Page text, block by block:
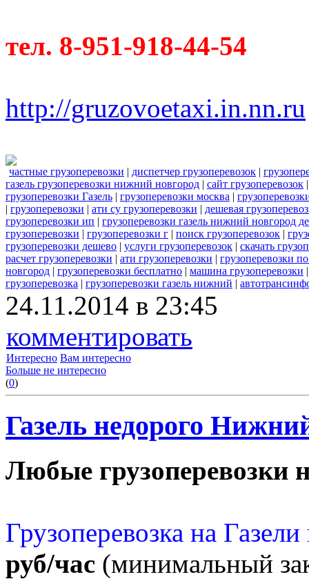
тел. 8-951-918-44-54
http://gruzovoetaxi.in.nn.ru
частные грузоперевозки | диспетчер грузоперевозок |
газель грузоперевозки нижний новгород | сайт грузоперевозок
грузоперевозки Газель | грузоперевозки москва |
| грузоперевозки | ати су грузоперевозки | дешевая
грузоперевозки ип | грузоперевозки газель нижний новгород
грузоперевозки | грузоперевозки г | поиск грузоперевозок |
грузоперевозки дешево | услуги грузоперевозок | скачать
расчет грузоперевозки | ати грузоперевозки | грузоперевозки
новгород | грузоперевозки бесплатно | машина грузоперевозки
грузоперевозка | грузоперевозки газель нижний |
24.11.2014 в 23:45
комментировать
Интересно Вам интересно
Больше не интересно
(0)
Газель недорого
Любые грузоперевозки
Грузоперевозка на
руб/час (минимальный